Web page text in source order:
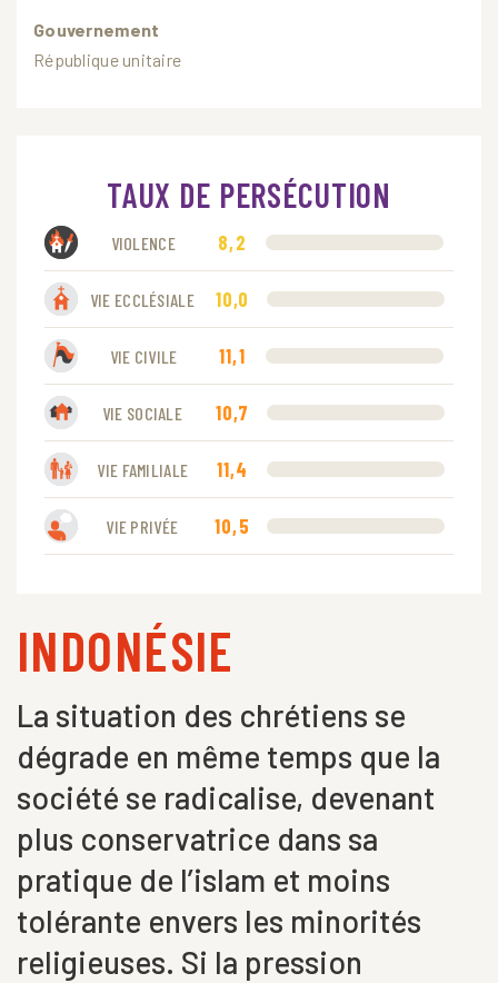
Gouvernement
République unitaire
TAUX DE PERSÉCUTION
VIOLENCE 8,2
VIE ECCLÉSIALE 10,0
VIE CIVILE 11,1
VIE SOCIALE 10,7
VIE FAMILIALE 11,4
VIE PRIVÉE 10,5
INDONÉSIE
La situation des chrétiens se
dégrade en même temps que la
société se radicalise, devenant
plus conservatrice dans sa
pratique de l’islam et moins
tolérante envers les minorités
religieuses. Si la pression